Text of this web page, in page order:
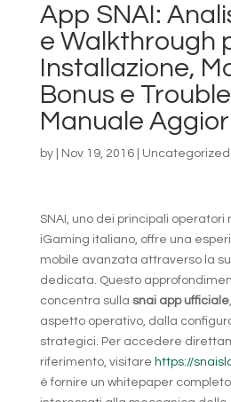
App SNAI:
e Walkthrough
Installazione,
Bonus e
Manuale
by Nov 19, 2016| Uncategorized
SNAI, uno dei principali operatori
iGaming italiano, offre una
mobile avanzata attraverso la
dedicata. Questo
concentra sulla snai app ufficiale
aspetto operativo, dalla
strategici. Per accedere
riferimento, visitare https://
è fornire un whitepaper